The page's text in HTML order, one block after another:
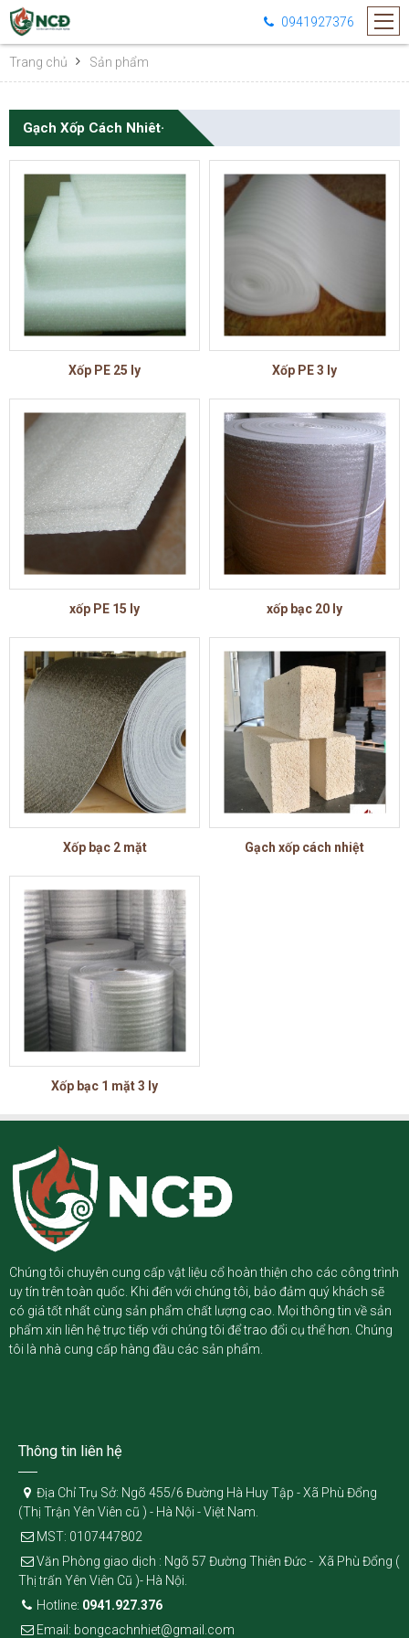
0941927376
Trang chủ Sản phẩm
Gạch Xốp Cách Nhiêt·
Xốp PE 25 ly Xốp PE 3 ly
xốp PE 15 ly xốp bạc 20 ly
Xốp bạc 2 mặt Gạch xốp cách nhiệt
Xốp bạc 1 mặt 3 ly
Chúng tôi chuyên cung cấp vật liệu cổ hoàn thiện cho các công trình
uy tín trên toàn quốc. Khi đến với chúng tôi, bảo đảm quý khách sẽ
có giá tốt nhất cùng sản phẩm chất lượng cao. Mọi thông tin về sản
phẩm xin liên hệ trực tiếp với chúng tôi để trao đổi cụ thể hơn. Chúng
tôi là nhà cung cấp hàng đầu các sản phẩm.
Thông tin liên hệ
Địa Chỉ Trụ Sở: Ngõ 455/6 Đường Hà Huy Tập - Xã Phù Đổng
(Thị Trận Yên Viên cũ ) - Hà Nội - Việt Nam.
MST: 0107447802
Văn Phòng giao dịch : Ngõ 57 Đường Thiên Đức - Xã Phù Đổng (
Thị trấn Yên Viên Cũ )- Hà Nội.
Hotline: 0941.927.376
Email: bongcachnhiet@gmail.com